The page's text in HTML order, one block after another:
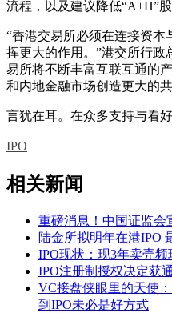
流程，以及建议降低“A+H”
“香港交易所必须在连接资
挥更大的作用。”港交所行政
易所将不断丰富互联互通的
和内地金融市场创造更大的
言犹在耳。在众多支持与看
IPO
相关新闻
重磅消息！中国证监会
陆金所拟明年在港IPO
IPO现状：现3年卖壳
IPO注册制授权决定获
VC接盘侠眼里的天使
到IPO未必是好方式